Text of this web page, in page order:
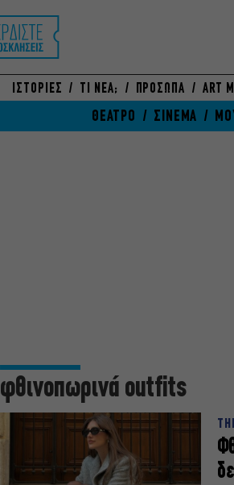
ΙΣΤΟΡΙΕΣ ΤΙ ΝΕΑ; ΠΡΟΣΩΠΑ ART
ΘΕΑΤΡΟ ΣΙΝΕΜΑ
φθινοπωρινά outfits